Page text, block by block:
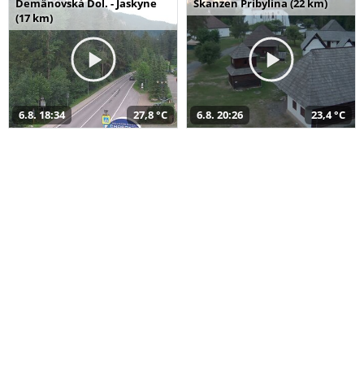
Demänovská Dol. - Jaskyne
(17 km)
6.8. 18:34 27,8 °C
Skanzen Pribylina (22 km)
6.8. 20:26 23,4 °C